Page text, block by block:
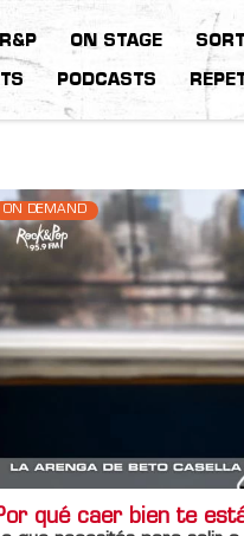
ON STAGE
PODCASTS
ON DEMAND
qué caer bien te